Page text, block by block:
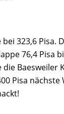
323,6 Pisa.
76,4 Pisa
die Baesweiler
Pisa nächste